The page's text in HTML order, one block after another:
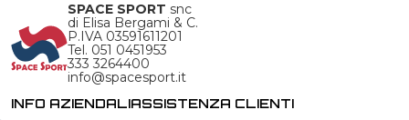
SPACE SPORT snc
di Elisa Bergami & C.
P.IVA 03591611201
Tel. 051 0451953
333 3264400
info@spacesport.it
INFO AZIENDALIASSISTENZA CLIENTI